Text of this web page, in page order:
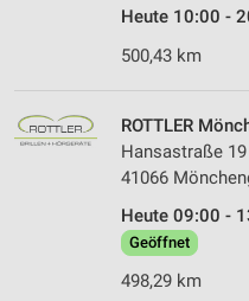
Heute 10:00 -
500,43 km
ROTTLER
Hansastraße 19
41066
Heute 09:00 -
Geöffnet
498,29 km